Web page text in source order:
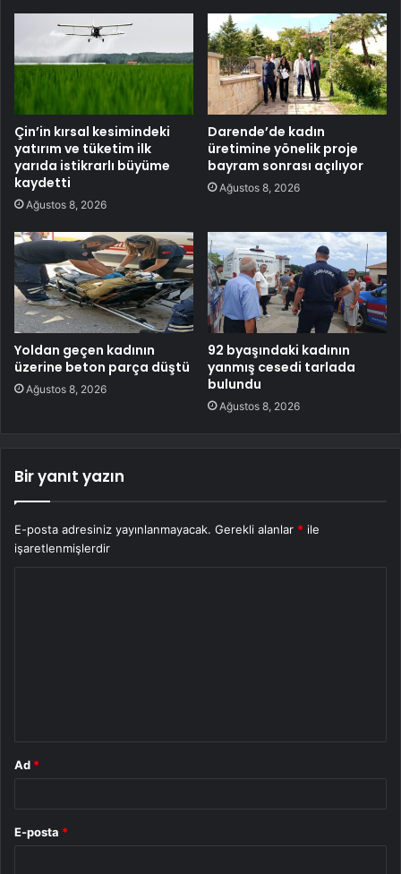
Çin’in kırsal kesimindeki
yatırım ve tüketim ilk
yarıda istikrarlı büyüme
kaydetti
Ağustos 8, 2026
Darende’de kadın
üretimine yönelik proje
bayram sonrası açılıyor
Ağustos 8, 2026
Yoldan geçen kadının
üzerine beton parça düştü
Ağustos 8, 2026
92 byaşındaki kadının
yanmış cesedi tarlada
bulundu
Ağustos 8, 2026
Bir yanıt yazın
E-posta adresiniz yayınlanmayacak. Gerekli alanlar * ile
işaretlenmişlerdir
Ad *
E-posta *